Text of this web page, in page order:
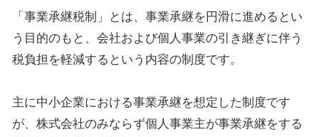
「事業承継税制」とは、事業承継を円滑に進めるとい
う目的のもと、会社および個人事業の引き継ぎに伴う
税負担を軽減するという内容の制度です。
主に中小企業における事業承継を想定した制度です
が、株式会社のみならず個人事業主が事業承継をする